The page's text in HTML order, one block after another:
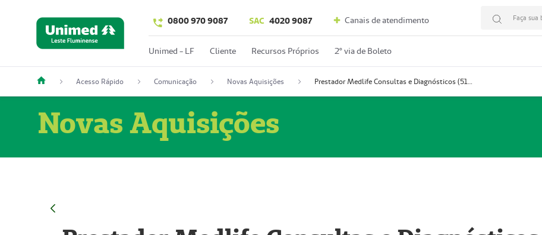
0800 970 9087 SAC 4020 9087 Canais de atendimento Faça sua
Unimed - LF Cliente Recursos Próprios 2º via de Boleto
Acesso Rápido Comunicação Novas Aquisições Prestador Medlife Consultas e Diagnósticos (51004334-2)
Novas Aquisições